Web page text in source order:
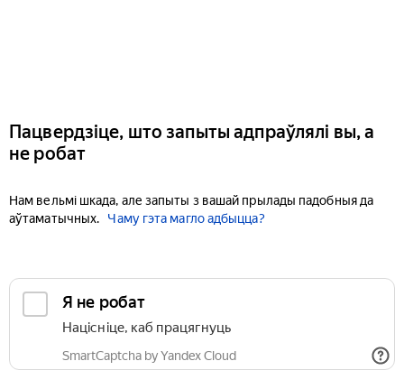
Пацвердзіце, што запыты адпраўлялі вы, а
не робат
Нам вельмі шкада, але запыты з вашай прылады падобныя да
аўтаматычных.
Чаму гэта магло адбыцца?
Я не робат
Націсніце, каб працягнуць
SmartCaptcha by Yandex Cloud